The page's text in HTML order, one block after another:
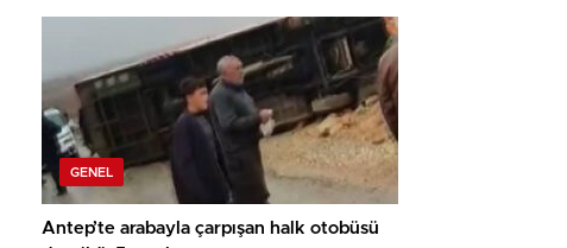
GENEL
Antep’te arabayla çarpışan halk otobüsü